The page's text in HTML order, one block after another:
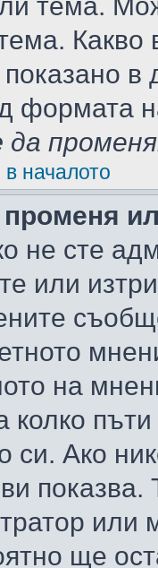
в
формата
да
началото
променя
не сте
или
на
колко
си. Ако
или
ще